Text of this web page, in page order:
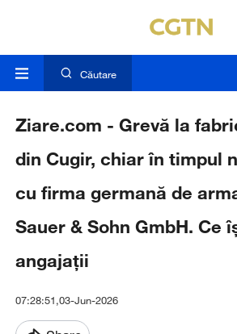
Căutare
Ziare.com - Grevă la
din Cugir, chiar în timpul
cu firma germană de
Sauer & Sohn GmbH. Ce
angajații
07:28:51,03-Jun-2026